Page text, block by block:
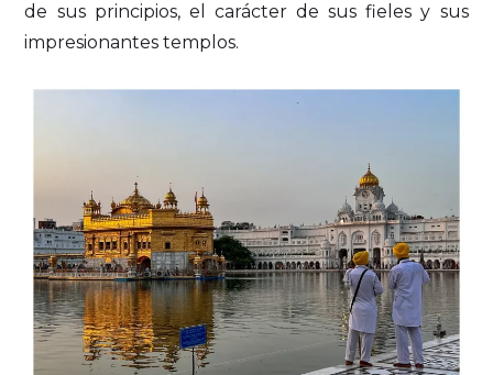
de sus principios, el carácter de sus fieles y sus
impresionantes templos.